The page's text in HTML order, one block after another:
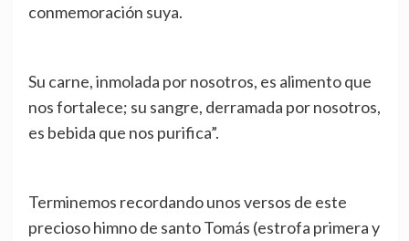
conmemoración suya.
Su carne, inmolada por nosotros, es alimento que
nos fortalece; su sangre, derramada por nosotros,
es bebida que nos purifica”.
Terminemos recordando unos versos de este
precioso himno de santo Tomás (estrofa primera y